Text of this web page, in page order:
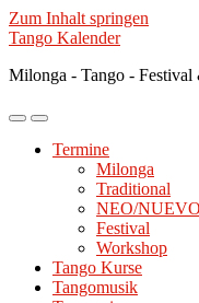
Zum Inhalt springen
Tango Kalender
Milonga - Tango -
Mobile-
ein-/ausblenden
Suchfeld
ein-/ausblenden
Termine
Milonga
Traditional
NEO/NUEVO
Festival
Workshop
Tango Kurse
Tangomusik